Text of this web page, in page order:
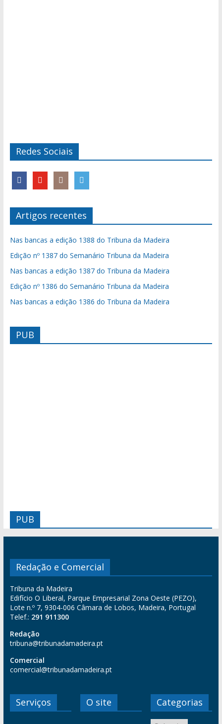
Redes Sociais
Artigos recentes
Nas bancas a edição 1388 do Tribuna da Madeira
Edição nº 1387 do Semanário Tribuna da Madeira
Nas bancas a edição 1387 do Tribuna da Madeira
Edição nº 1386 do Semanário Tribuna da Madeira
Nas bancas a edição 1386 do Tribuna da Madeira
PUB
PUB
Redação e Comercial
Tribuna da Madeira
Edifício O Liberal, Parque Empresarial Zona Oeste (PEZO),
Lote n.º 7, 9304-006 Câmara de Lobos, Madeira, Portugal
Telef.: 291 911300
Redação
tribuna@tribunadamadeira.pt
Comercial
comercial@tribunadamadeira.pt
Serviços O site Categorias